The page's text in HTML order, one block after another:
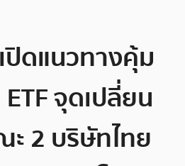
ปิดแนวทางคุ้ม
จุดเปลี่ยน
2 บริษัทไทย